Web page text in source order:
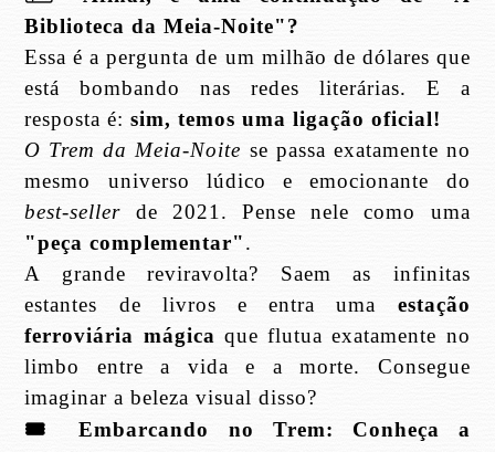
Biblioteca da Meia-Noite"?
Essa é a pergunta de um milhão de dólares que
está bombando nas redes literárias. E a
resposta é:sim, temos uma ligação oficial!
O Trem da Meia-Noite se passa exatamente no
mesmo universo lúdico e emocionante do
best-seller de 2021. Pense nele como uma
"peça complementar".
A grande reviravolta? Saem as infinitas
estantes de livros e entra uma estação
ferroviária mágica que flutua exatamente no
limbo entre a vida e a morte. Consegue
imaginar a beleza visual disso?
🎟
️ Embarcando no Trem: Conheça a